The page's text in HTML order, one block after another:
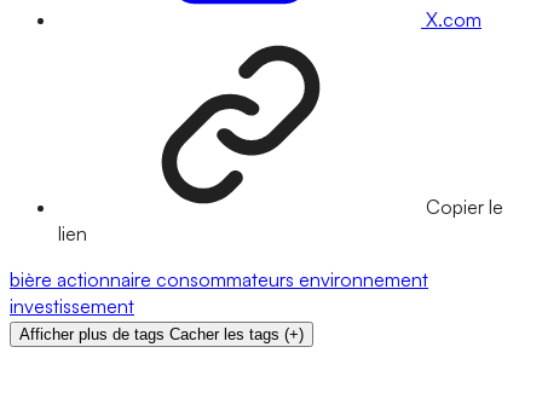
X.com
Copier le
lien
bière actionnaire consommateurs environnement
investissement
Afficher plus de tags Cacher les tags (+)